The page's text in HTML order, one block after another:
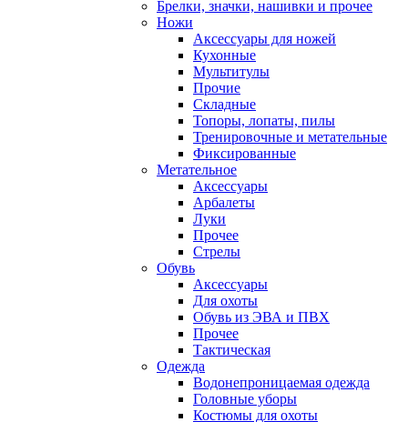
Брелки, значки, нашивки и прочее
Ножи
Аксессуары для ножей
Кухонные
Мультитулы
Прочие
Складные
Топоры, лопаты, пилы
Тренировочные и метательные
Фиксированные
Метательное
Аксессуары
Арбалеты
Луки
Прочее
Стрелы
Обувь
Аксессуары
Для охоты
Обувь из ЭВА и ПВХ
Прочее
Тактическая
Одежда
Водонепроницаемая одежда
Головные уборы
Костюмы для охоты